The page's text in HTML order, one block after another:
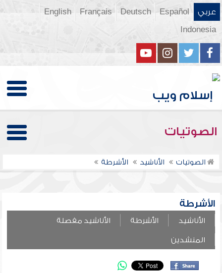
عربي Español
Deutsch
Français
English
Indonesia
الصوتيات
الصوتيات الأناشيد الأشرطة
الأشرطة
الأناشيد الأشرطة الأناشيد مفصلة
المنشدين